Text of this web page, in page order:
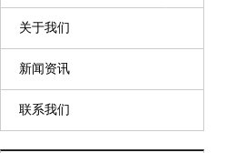
关于我们
新闻资讯
联系我们